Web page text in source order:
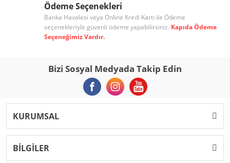
Ödeme Seçenekleri
Banka Havalesi veya Online Kredi Kartı ile Ödeme
seçenekleriyle güvenli ödeme yapabilirsiniz. Kapıda Ödeme
Seçeneğimiz Vardır.
Bizi Sosyal Medyada Takip Edin
KURUMSAL
BİLGİLER